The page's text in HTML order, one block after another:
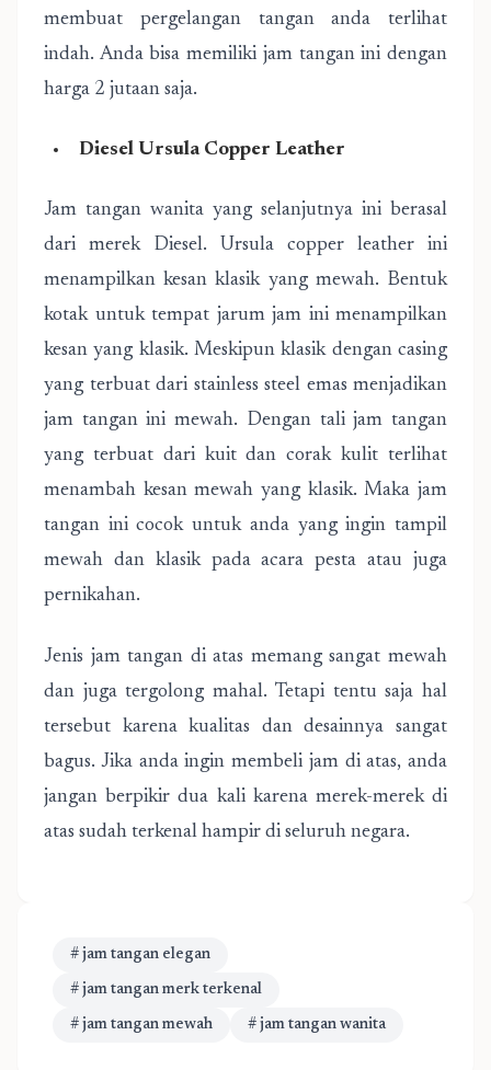
membuat pergelangan tangan anda terlihat
indah. Anda bisa memiliki jam tangan ini dengan
harga 2 jutaan saja.
Diesel Ursula Copper Leather
Jam tangan wanita yang selanjutnya ini berasal
dari merek Diesel. Ursula copper leather ini
menampilkan kesan klasik yang mewah. Bentuk
kotak untuk tempat jarum jam ini menampilkan
kesan yang klasik. Meskipun klasik dengan casing
yang terbuat dari stainless steel emas menjadikan
jam tangan ini mewah. Dengan tali jam tangan
yang terbuat dari kuit dan corak kulit terlihat
menambah kesan mewah yang klasik. Maka jam
tangan ini cocok untuk anda yang ingin tampil
mewah dan klasik pada acara pesta atau juga
pernikahan.
Jenis jam tangan di atas memang sangat mewah
dan juga tergolong mahal. Tetapi tentu saja hal
tersebut karena kualitas dan desainnya sangat
bagus. Jika anda ingin membeli jam di atas, anda
jangan berpikir dua kali karena merek-merek di
atas sudah terkenal hampir di seluruh negara.
# jam tangan elegan
# jam tangan merk terkenal
# jam tangan mewah # jam tangan wanita